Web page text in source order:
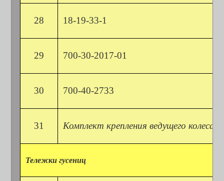
28 18-19-33-1
29 700-30-2017-01
30 700-40-2733
31 Комплект крепления ведущего колеса
Тележки гусениц